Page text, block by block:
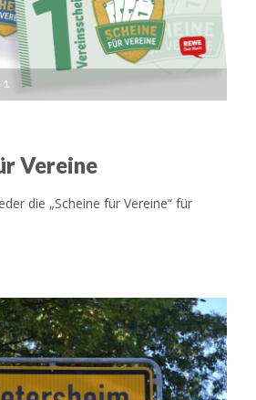
1
Vereine
die „Scheine für Vereine“ für